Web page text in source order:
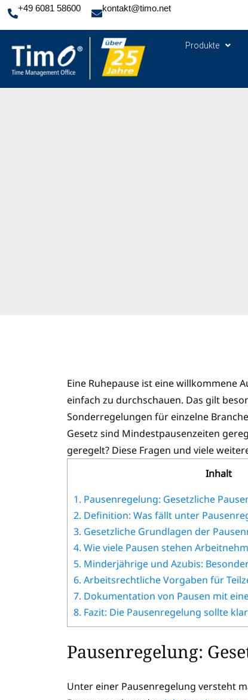
+49 6081 58600 kontakt@timo.net
Produkte
Eine Ruhepause ist eine willkommene
einfach zu durchschauen. Das gilt
Sonderregelungen für einzelne
Gesetz sind Mindestpausenzeiten
geregelt? Diese Fragen und viele
Inhalt
1. Pausenregelung: Gesetzliche
2. Definition: Was fällt unter
3. Gesetzliche Grundlagen der
4. Wie viele Pausen stehen
5. Minderjährige und Azubis:
6. Arbeitsrechtliche Vorgaben für
7. Dokumentation von Pausen mit
8. Fazit: Die Pausenregelung sollte
Pausenregelung:
Unter einer Pausenregelung versteht